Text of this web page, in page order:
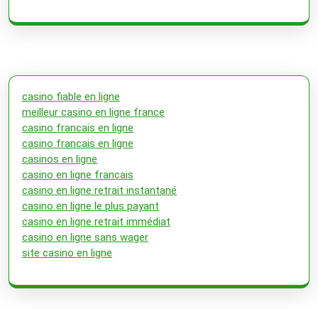
casino fiable en ligne
meilleur casino en ligne france
casino francais en ligne
casino francais en ligne
casinos en ligne
casino en ligne francais
casino en ligne retrait instantané
casino en ligne le plus payant
casino en ligne retrait immédiat
casino en ligne sans wager
site casino en ligne